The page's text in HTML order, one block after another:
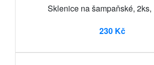
Sklenice na šampaňské, 2ks,
230 Kč